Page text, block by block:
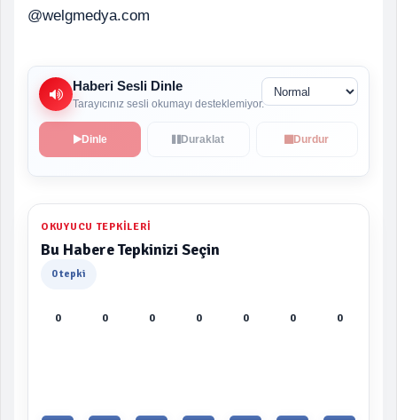
@welgmedya.com
Haberi Sesli Dinle
Tarayıcınız sesli okumayı desteklemiyor.
Dinle Duraklat Durdur
OKUYUCU TEPKILERI
Bu Habere Tepkinizi Seçin
0 tepki
0 0 0 0 0 0 0